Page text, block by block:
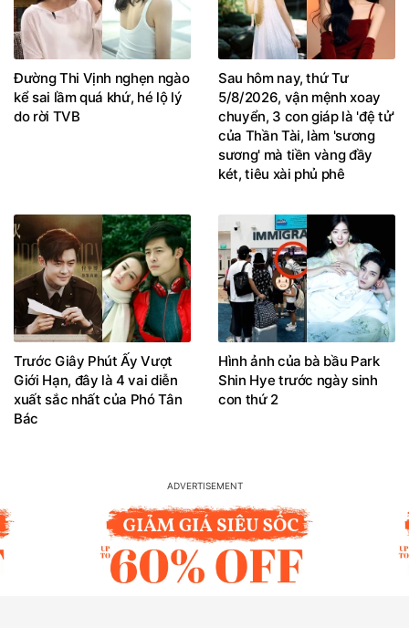
Đường Thi Vịnh nghẹn ngào
kể sai lầm quá khứ, hé lộ lý
do rời TVB
Sau hôm nay, thứ Tư
5/8/2026, vận mệnh xoay
chuyển, 3 con giáp là 'đệ tử'
của Thần Tài, làm 'sương
sương' mà tiền vàng đầy
két, tiêu xài phủ phê
Trước Giây Phút Ấy Vượt
Giới Hạn, đây là 4 vai diễn
xuất sắc nhất của Phó Tân
Bác
Hình ảnh của bà bầu Park
Shin Hye trước ngày sinh
con thứ 2